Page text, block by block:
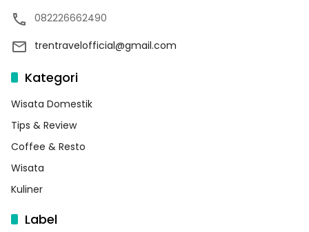
082226662490
trentravelofficial@gmail.com
Kategori
Wisata Domestik
Tips & Review
Coffee & Resto
Wisata
Kuliner
Label